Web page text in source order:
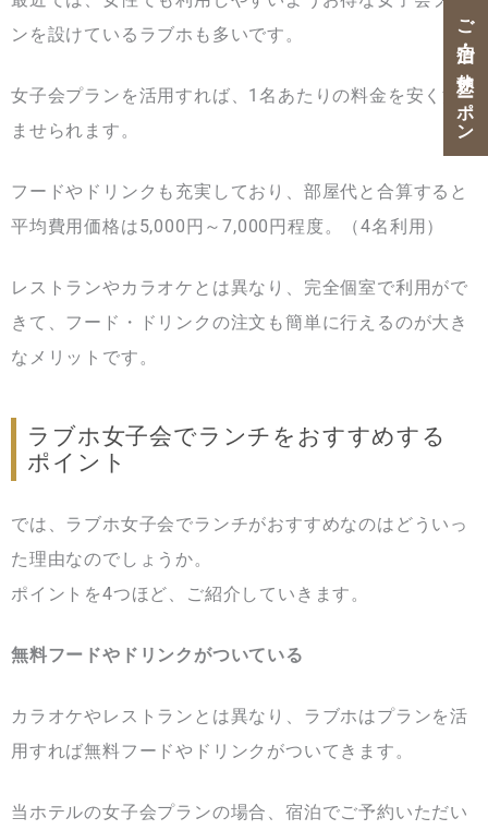
ンを設けているラブホも多いです。
女子会プランを活用すれば、1名あたりの料金を安く済
ませられます。
フードやドリンクも充実しており、部屋代と合算すると
平均費用価格は5,000円～7,000円程度。（4名利用）
レストランやカラオケとは異なり、完全個室で利用がで
きて、フード・ドリンクの注文も簡単に行えるのが大き
なメリットです。
ラブホ女子会でランチをおすすめする
ポイント
では、ラブホ女子会でランチがおすすめなのはどういっ
た理由なのでしょうか。
ポイントを4つほど、ご紹介していきます。
無料フードやドリンクがついている
カラオケやレストランとは異なり、ラブホはプランを活
用すれば無料フードやドリンクがついてきます。
当ホテルの女子会プランの場合、宿泊でご予約いただい
ご宿泊・ご休憩クーポン